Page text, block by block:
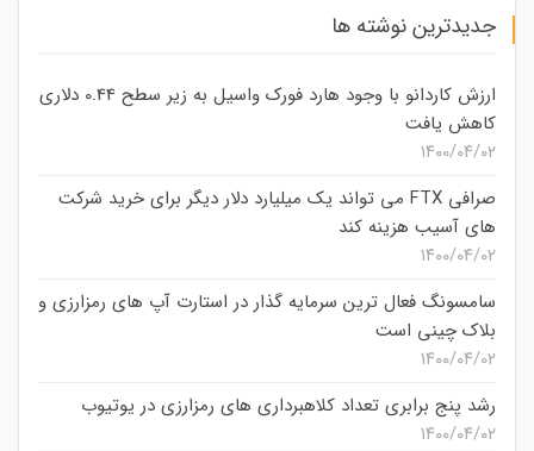
جدیدترین نوشته ها
ارزش کاردانو با وجود هارد فورک واسیل به زیر سطح 0.44 دلاری
کاهش یافت
۱۴۰۰/۰۴/۰۲
صرافی FTX می تواند یک میلیارد دلار دیگر برای خرید شرکت
های آسیب هزینه کند
۱۴۰۰/۰۴/۰۲
سامسونگ فعال‌ ترین سرمایه‌ گذار در استارت‌ آپ‌ های رمزارزی و
بلاک چینی است
۱۴۰۰/۰۴/۰۲
رشد پنج برابری تعداد کلاهبرداری های رمزارزی در یوتیوب
۱۴۰۰/۰۴/۰۲